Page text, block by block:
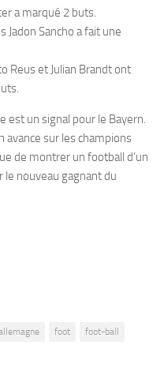
a marqué 2 buts.
Jadon Sancho a fait une
Reus et Julian Brandt ont
est un signal pour le Bayern.
avance sur les champions
de montrer un football d’un
le nouveau gagnant du
foot
foot-ball